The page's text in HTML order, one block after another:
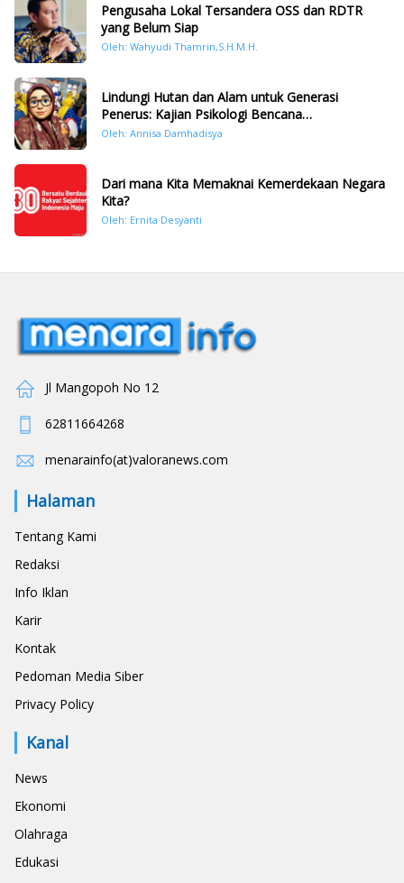
Pengusaha Lokal Tersandera OSS dan RDTR
yang Belum Siap
Oleh: Wahyudi Thamrin,S.H.M.H.
Lindungi Hutan dan Alam untuk Generasi
Penerus: Kajian Psikologi Bencana
Hidrometeorologi di Sumatera Pasca Tragedi
Oleh: Annisa Damhadisya
Dari mana Kita Memaknai Kemerdekaan Negara
Kita?
Oleh: Ernita Desyanti
Jl Mangopoh No 12
62811664268
menarainfo(at)valoranews.com
Halaman
Tentang Kami
Redaksi
Info Iklan
Karir
Kontak
Pedoman Media Siber
Privacy Policy
Kanal
News
Ekonomi
Olahraga
Edukasi